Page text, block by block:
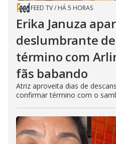
FEED TV/ HÁ 5 HORAS
Erika Januza
deslumbrante
término com
fãs babando
Atriz aproveita dias de
confirmar término com o